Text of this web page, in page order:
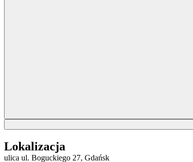
Lokalizacja
ulica ul. Boguckiego 27, Gdańsk